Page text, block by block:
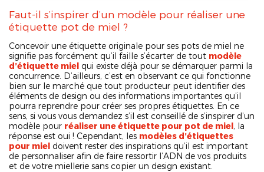
Faut-il s’inspirer d’un modèle pour réaliser une
étiquette pot de miel ?
Concevoir une étiquette originale pour ses pots de miel ne
signifie pas forcément qu’il faille s’écarter de tout modèle
d’étiquette miel qui existe déjà pour se démarquer parmi la
concurrence. D’ailleurs, c’est en observant ce qui fonctionne
bien sur le marché que tout producteur peut identifier des
éléments de design ou des informations importantes qu’il
pourra reprendre pour créer ses propres étiquettes. En ce
sens, si vous vous demandez s’il est conseillé de s’inspirer d’un
modèle pour réaliser une étiquette pour pot de miel, la
réponse est oui ! Cependant, les modèles d’étiquettes
pour miel doivent rester des inspirations qu’il est important
de personnaliser afin de faire ressortir l’ADN de vos produits
et de votre miellerie sans copier un design existant.